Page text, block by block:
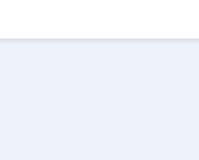
Друкхари. Поэтому бегите,